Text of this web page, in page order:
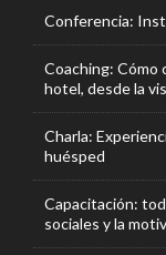
Conferencia:
Coaching: Cómo
hotel, desde la
Charla:
huésped
Capacitación:
sociales y la